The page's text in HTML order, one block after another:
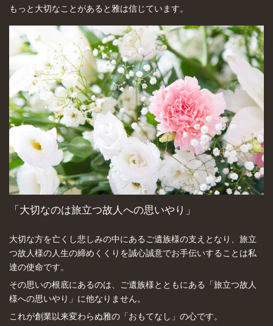
もっと大切なことがあると雅は信じています。
「大切なのは旅立つ故人への思いやり」
大切な方を亡くし悲しみの中にあるご遺族様の支えとなり、旅立
つ故人様の人生の締めくくりを誠心誠意でお手伝いすることは私
達の使命です。
その思いの根底にあるのは、ご遺族様とともにある「旅立つ故人
様への思いやり」に他なりません。
これが創業以来変わらぬ雅の「おもてなし」の心です。